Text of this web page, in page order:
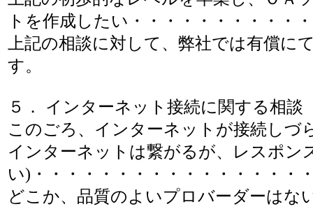
トを作成したい・・・・・・・・・・
上記の相談に対して、弊社では有償
す。
５． インターネット接続に関する相談
このごろ、インターネットが接続しづ
インターネットは繋がるが、レスポン
い)・・・・・・・・・・・・・・・・
どこか、品質のよいプロバーダーはな